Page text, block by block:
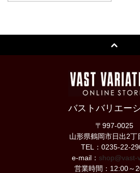
バストバリエー
〒997-0025
山形県鶴岡市日出2丁
TEL：0235-22-
e-mail： shop@vast-
営業時間：12:00～